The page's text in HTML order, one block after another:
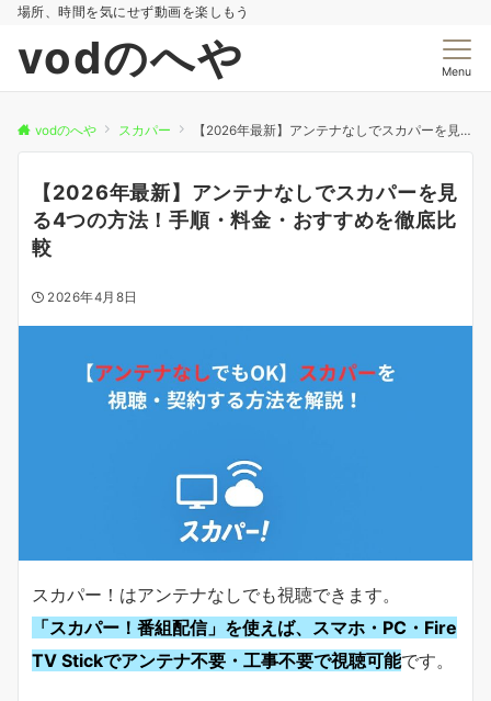
場所、時間を気にせず動画を楽しもう
vodのへや Menu
vodのへや スカパー 【2026年最新】アンテナなしでスカパーを見る4つの方法！手順・料金・おすすめを徹底比較
【2026年最新】アンテナなしでスカパーを見
る4つの方法！手順・料金・おすすめを徹底比
較
2026年4月8日
スカパー！はアンテナなしでも視聴できます。
「スカパー！番組配信」を使えば、スマホ・PC・Fire
TV Stickでアンテナ不要・工事不要で視聴可能です。